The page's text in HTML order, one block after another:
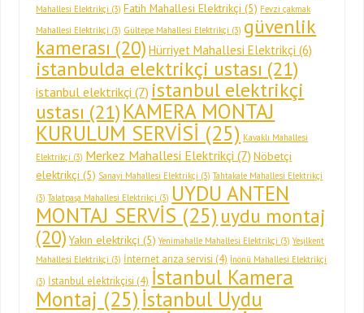
Mahallesi Elektrikçi (3) Fatih Mahallesi Elektrikçi (5) Fevzi çakmak
Mahallesi Elektrikçi (3) Gültepe Mahallesi Elektrikçi (3) güvenlik
kamerası (20) Hürriyet Mahallesi Elektrikçi (6)
istanbulda elektrikçi ustası (21)
istanbul elektrikçi (7) istanbul elektrikçi
ustası (21)KAMERA MONTAJ
KURULUM SERVİSİ (25) Kavaklı Mahallesi
Elektrikçi (3) Merkez Mahallesi Elektrikçi (7) Nöbetçi
elektrikçi (5) Sanayi Mahallesi Elektrikçi (3) Tahtakale Mahallesi Elektrikçi
(3) Talatpaşa Mahallesi Elektrikçi (3) UYDU ANTEN
MONTAJ SERVİS (25) uydu montaj
(20) Yakın elektrikçi (5) Yenimahalle Mahallesi Elektrikçi (3) Yeşilkent
Mahallesi Elektrikçi (3) İnternet arıza servisi (4) İnönü Mahallesi Elektrikçi
(3) İstanbul elektrikçisi (4) İstanbul Kamera
Montaj (25) İstanbul Uydu